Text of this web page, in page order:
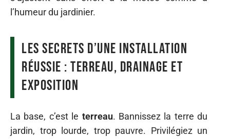
l’humeur du jardinier.
Les secrets d’une installation
réussie : terreau, drainage et
exposition
La base, c’est le terreau. Bannissez la terre du
jardin, trop lourde, trop pauvre. Privilégiez un